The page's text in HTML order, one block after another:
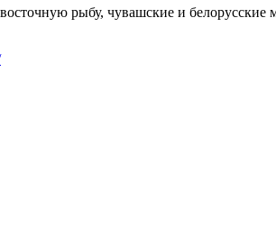
рыбу, чувашские и белорусские